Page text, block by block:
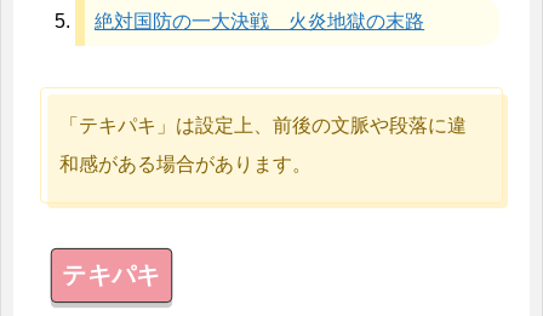
絶対国防の一大決戦 火炎地獄の末路
「テキパキ」は設定上、前後の文脈や段落に違
和感がある場合があります。
テキパキ